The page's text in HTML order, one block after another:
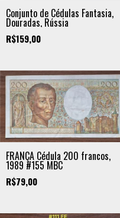
Conjunto de Cédulas Fantasia,
Douradas, Rússia
R$159,00
FRANÇA Cédula 200 francos,
1989 #155 MBC
R$79,00